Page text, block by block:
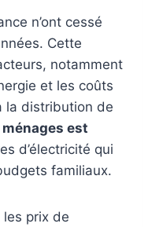
n’ont cessé
Cette
notamment
et les coûts
la distribution de
ménages est
d’électricité qui
familiaux.
prix de